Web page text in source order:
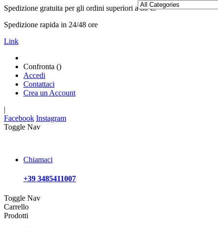
Spedizione gratuita per gli ordini superiori a 80 €!
Spedizione rapida in 24/48 ore
Link
Confronta ()
Accedi
Contattaci
Crea un Account
|
Facebook Instagram
Toggle Nav
Chiamaci
+39 3485411007
Toggle Nav
Carrello
Prodotti